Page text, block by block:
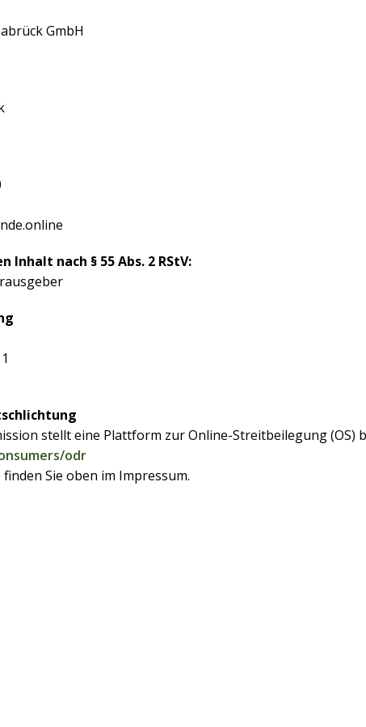
GmbH
nach § 55 Abs. 2 RStV:
stellt eine Plattform zur Online-Streitbeilegung (OS)
odr
Sie oben im Impressum.